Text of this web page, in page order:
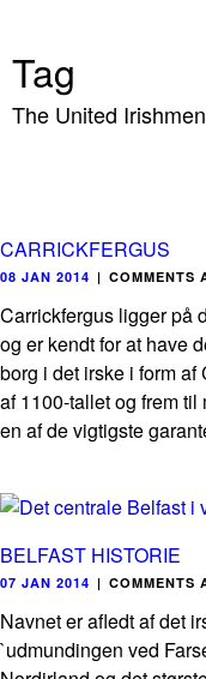
Tag
The United Irishmen
CARRICKFERGUS
08 JAN 2014 | COMMENTS
Carrickfergus ligger på
og er kendt for at have
borg i det irske i form
af 1100-tallet og frem
en af de vigtigste
BELFAST HISTORIE
07 JAN 2014 | COMMENTS
Navnet er afledt af det
`udmundingen ved